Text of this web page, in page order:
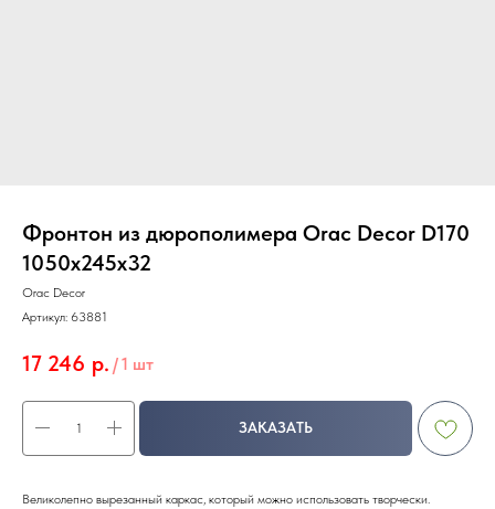
Фронтон из дюрополимера Orac Decor D170
1050х245х32
Orac Decor
Артикул: 63881
17 246 р. /1 шт
ЗАКАЗАТЬ
Великолепно вырезанный каркас, который можно использовать творчески.